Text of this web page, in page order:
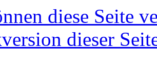
diese Seite
dieser